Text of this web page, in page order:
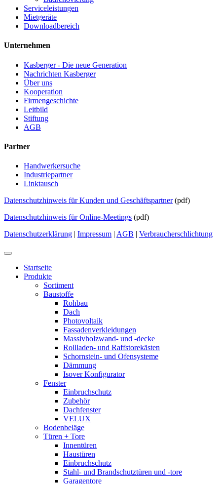
Serviceleistungen
Mietgeräte
Downloadbereich
Unternehmen
Kasberger - Die neue Generation
Nachrichten Kasberger
Über uns
Kooperation
Firmengeschichte
Leitbild
Stiftung
AGB
Partner
Handwerkersuche
Industriepartner
Linktausch
Datenschutzhinweis für Kunden und Geschäftspartner(pdf)
Datenschutzhinweis für Online-Meetings (pdf)
Datenschutzerklärung | Impressum | AGB | Verbraucherschlichtung
Startseite
Produkte
Sortiment
Baustoffe
Rohbau
Dach
Photovoltaik
Fassadenverkleidungen
Massivholzwand- und -decke
Rollladen- und Raffstorekästen
Schornstein- und Ofensysteme
Dämmung
Isover Konfigurator
Fenster
Einbruchschutz
Zubehör
Dachfenster
VELUX
Bodenbeläge
Türen + Tore
Innentüren
Haustüren
Einbruchschutz
Stahl- und Brandschutztüren und -tore
Garagentore